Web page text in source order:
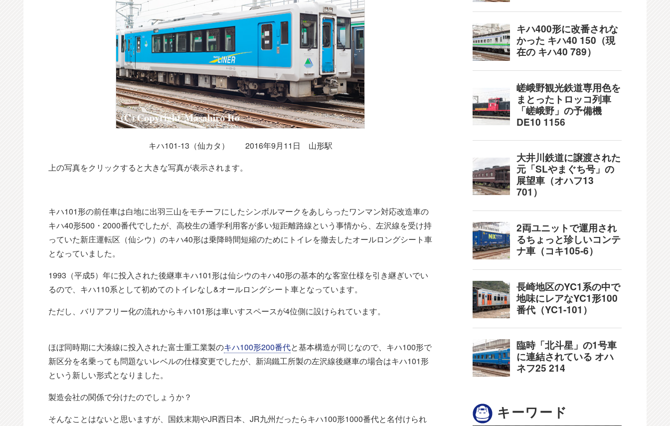
キハ101-13（仙カタ） 2016年9月11日 山形駅
上の写真をクリックすると大きな写真が表示されます。
キハ101形の前任車は白地に出羽三山をモチーフにしたシンボルマークをあしらったワンマン対応改造車の
キハ40形500・2000番代でしたが、高校生の通学利用客が多い短距離路線という事情から、左沢線を受け持
っていた新庄運転区（仙シウ）のキハ40形は乗降時間短縮のためにトイレを撤去したオールロングシート車
となっていました。
1993（平成5）年に投入された後継車キハ101形は仙シウのキハ40形の基本的な客室仕様を引き継ぎいでい
るので、キハ110系として初めてのトイレなし&オールロングシート車となっています。
ただし、バリアフリー化の流れからキハ101形は車いすスペースが4位側に設けられています。
ほぼ同時期に大湊線に投入された富士重工業製のキハ100形200番代と基本構造が同じなので、キハ100形で
新区分を名乗っても問題ないレベルの仕様変更でしたが、新潟鐵工所製の左沢線後継車の場合はキハ101形
という新しい形式となりました。
製造会社の関係で分けたのでしょうか？
そんなことはないと思いますが、国鉄末期やJR西日本、JR九州だったらキハ100形1000番代と名付けられ
キーワード